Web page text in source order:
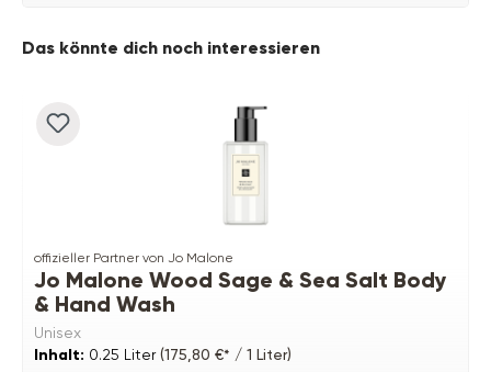
Produktgalerie überspringen
Das könnte dich noch interessieren
offizieller Partner von Jo Malone
Jo Malone Wood Sage & Sea Salt Body
& Hand Wash
Unisex
Inhalt: 0.25 Liter(175,80 €* / 1 Liter)